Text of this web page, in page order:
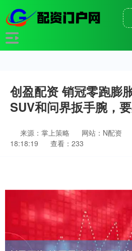
创盈配资 销冠零跑膨
SUV和问界扳手腕，
来源：掌上策略 网站：N配资
18:18:19
查看：233